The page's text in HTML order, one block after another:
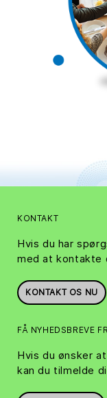
KONTAKT
Hvis du har
med at kontakte
KONTAKT OS NU
FÅ NYHEDSBREVE
Hvis du ønsker
kan du tilmelde